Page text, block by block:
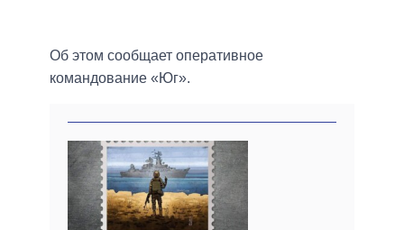
Об этом сообщает оперативное
командование «Юг».